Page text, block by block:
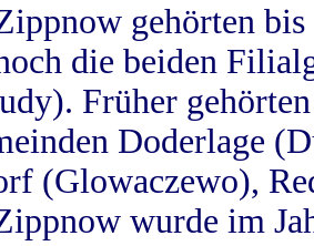
gehörten
die beiden
Früher
Doderlage
(Glowaczewo),
wurde im